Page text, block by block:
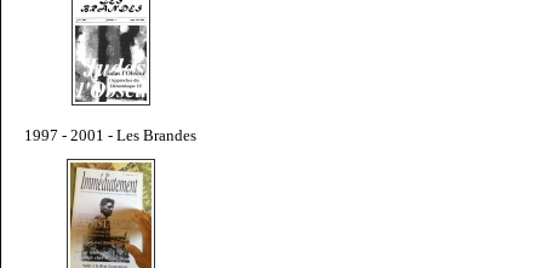
1997 - 2001 - Les Brandes